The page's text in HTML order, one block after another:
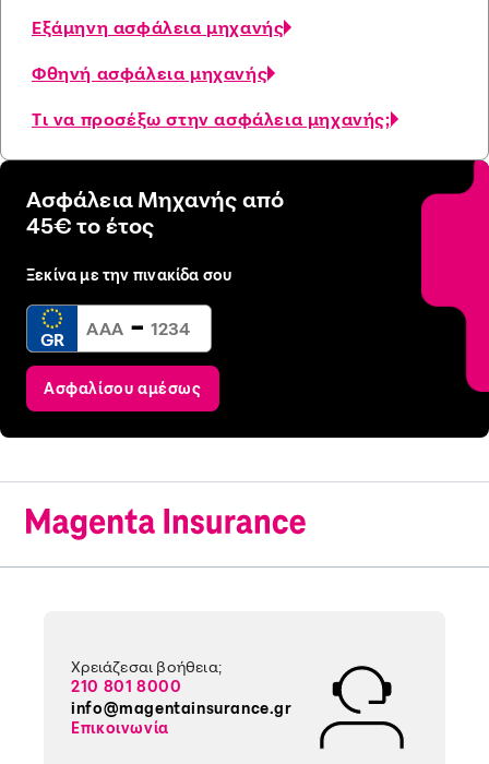
Εξάμηνη ασφάλεια μηχανής
Φθηνή ασφάλεια μηχανής
Τι να προσέξω στην ασφάλεια μηχανής;
Ασφάλεια Μηχανής από
45€ το έτος
Ξεκίνα με την πινακίδα σου
GR -
Ασφαλίσου αμέσως
Χρειάζεσαι βοήθεια;
210 801 8000
info@magentainsurance.gr
Επικοινωνία